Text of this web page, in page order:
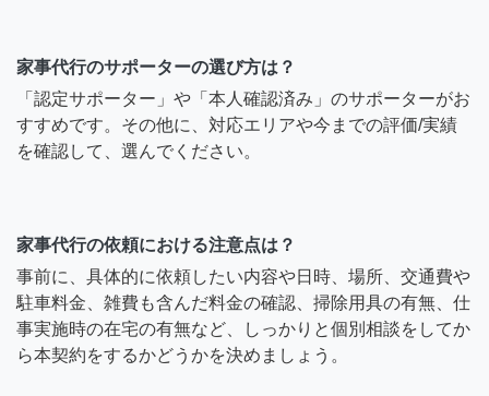
家事代行のサポーターの選び方は？
「認定サポーター」や「本人確認済み」のサポーターがお
すすめです。その他に、対応エリアや今までの評価/実績
を確認して、選んでください。
家事代行の依頼における注意点は？
事前に、具体的に依頼したい内容や日時、場所、交通費や
駐車料金、雑費も含んだ料金の確認、掃除用具の有無、仕
事実施時の在宅の有無など、しっかりと個別相談をしてか
ら本契約をするかどうかを決めましょう。